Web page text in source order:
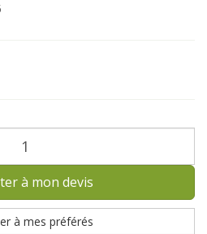
à mon devis
à mes préférés